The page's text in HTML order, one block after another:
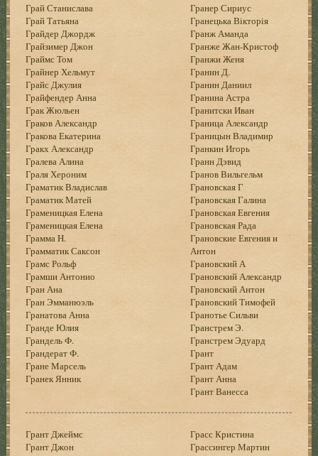
Грай Станислава
Грай Татьяна
Грайдер Джордж
Грайзимер Джон
Граймс Том
Грайнер Хельмут
Грайс Джулия
Грайфендер Анна
Грак Жюльен
Граков Александр
Гракова Екатерина
Гракх Александр
Гралева Алина
Граля Хероним
Граматик Владислав
Граматик Матей
Граменицкая Елена
Граменицкая Елена
Грамма H.
Грамматик Саксон
Грамс Рольф
Грамши Антонио
Гран Ана
Гран Эмманюэль
Гранатова Анна
Гранде Юлия
Грандель Ф.
Грандерат Ф.
Гране Марсель
Гранек Янник
Гранер Сириус
Гранецька Вiкторiя
Гранж Аманда
Гранже Жан-Кристоф
Гранжи Женя
Гранин Д.
Гранин Даниил
Гранина Астра
Гранитски Иван
Граница Александр
Границын Владимир
Гранкин Игорь
Гранн Дэвид
Гранов Вильгельм
Грановская Г
Грановская Галина
Грановская Евгения
Грановская Рада
Грановские Евгения и
Антон
Грановский А
Грановский Александр
Грановский Антон
Грановский Тимофей
Гранотье Сильви
Гранстрем Э.
Гранстрем Эдуард
Грант
Грант Адам
Грант Анна
Грант Ванесса
Грант Джеймс
Грант Джон
Грасс Кристина
Грассингер Мартин